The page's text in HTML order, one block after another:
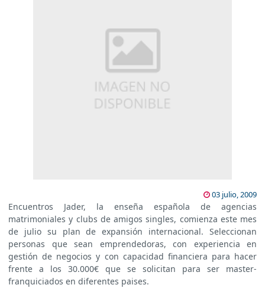
03 julio, 2009
Encuentros Jader, la enseña española de agencias
matrimoniales y clubs de amigos singles, comienza este mes
de julio su plan de expansión internacional. Seleccionan
personas que sean emprendedoras, con experiencia en
gestión de negocios y con capacidad financiera para hacer
frente a los 30.000€ que se solicitan para ser master-
franquiciados en diferentes paises.